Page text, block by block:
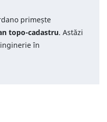
primește
topo-cadastru. Astăzi
în